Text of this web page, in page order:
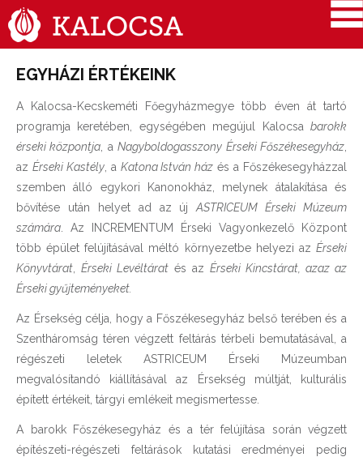
EGYHÁZI ÉRTÉKEINK
A Kalocsa-Kecskeméti Főegyházmegye több éven át tartó
programja keretében, egységében megújul Kalocsa barokk
érseki központja , aNagyboldogasszony Érseki Főszékesegyház
az Érseki Kastély, a Katona István ház és a Főszékesegyházzal
szemben álló egykori Kanonokház, melynek átalakítása és
bővítése után helyet ad az újASTRICEUM Érseki Múzeum
számára . Az INCREMENTUM Érseki Vagyonkezelő Központ
több épület felújításával méltó környezetbe helyezi az Érseki
Könyvtárat
Érseki Levéltárat és az Érseki Kincstárat, azaz az
Érseki gyűjteményeket.
Az Érsekség célja, hogy a Főszékesegyház belső terében és a
Szentháromság téren végzett feltárás térbeli bemutatásával, a
régészeti leletek ASTRICEUM Érseki Múzeumban
megvalósítandó kiállításával az Érsekség múltját, kulturális
épített értékeit, tárgyi emlékeit megismertesse.
A barokk Főszékesegyház és a tér felújítása során végzett
építészeti-régészeti feltárások kutatási eredményei pedig